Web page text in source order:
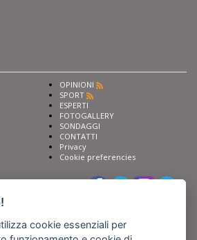
OPINIONI
SPORT
ESPERTI
FOTOGALLERY
SONDAGGI
CONTATTI
Privacy
Cookie preferencies
cookie essenziali per